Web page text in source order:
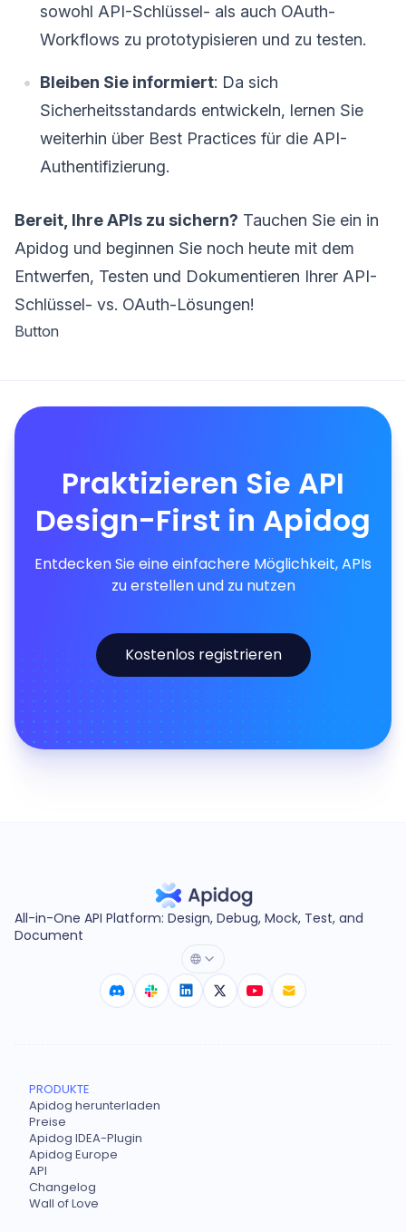
sowohl API-Schlüssel- als auch OAuth-
Workflows zu prototypisieren und zu testen.
Bleiben Sie informiert: Da sich
Sicherheitsstandards entwickeln, lernen Sie
weiterhin über Best Practices für die API-
Authentifizierung.
Bereit, Ihre APIs zu sichern? Tauchen Sie ein in
Apidog und beginnen Sie noch heute mit dem
Entwerfen, Testen und Dokumentieren Ihrer API-
Schlüssel- vs. OAuth-Lösungen!
Button
Praktizieren Sie API
Design-First in Apidog
Entdecken Sie eine einfachere Möglichkeit, APIs
zu erstellen und zu nutzen
Kostenlos registrieren
All-in-One API Platform: Design, Debug, Mock, Test, and
Document
PRODUKTE
Apidog herunterladen
Preise
Apidog IDEA-Plugin
Apidog Europe
API
Changelog
Wall of Love